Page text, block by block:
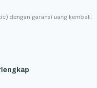
dengan garansi uang kembali.